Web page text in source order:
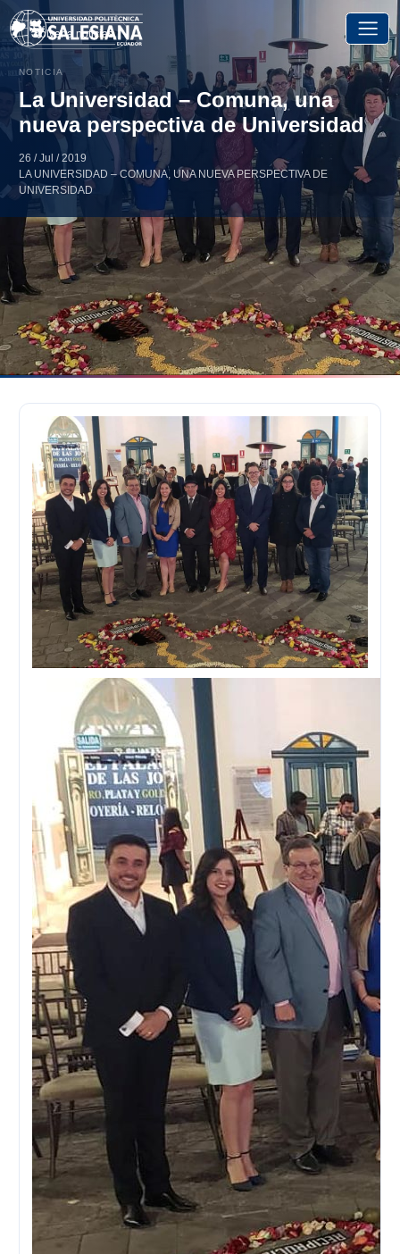
Volver a noticias
NOTICIA
La Universidad – Comuna, una
nueva perspectiva de Universidad
26 / Jul / 2019
LA UNIVERSIDAD – COMUNA, UNA NUEVA PERSPECTIVA DE
UNIVERSIDAD